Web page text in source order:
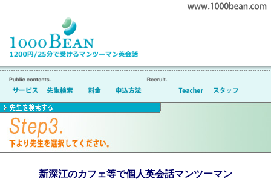
新深江のカフェ等で個人英会話マンツーマン